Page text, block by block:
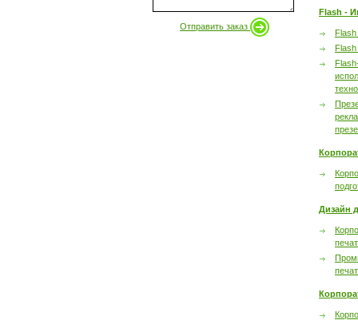
Отправить заказ
Flash -
Flash
Дизайн